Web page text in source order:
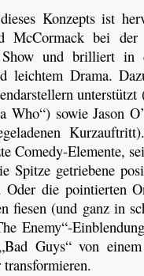
Konzepts ist
McCormack bei
und brilliert in
leichtem Drama.
Who“) sowie Jason
Comedy-Elemente,
Spitze getriebene
die pointierten
fiesen (und ganz in
Enemy“-
Guys“ von